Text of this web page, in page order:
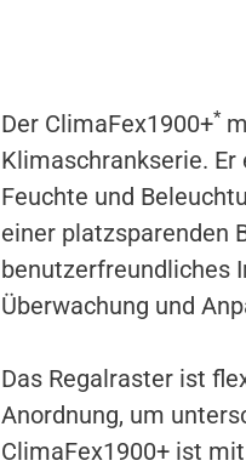
Der ClimaFex1900+*
Klimaschrankserie.
Feuchte und
einer platzsparenden
benutzerfreundliches
Überwachung und
Das Regalraster ist
Anordnung, um
ClimaFex1900+ ist